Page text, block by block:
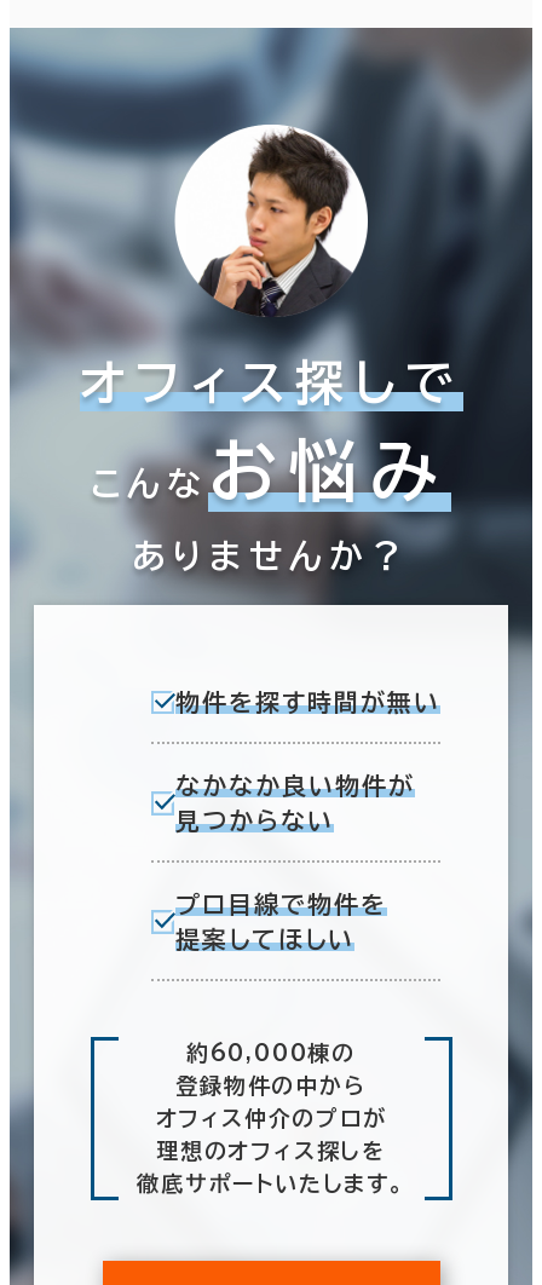
オフィス探しで
こんなお悩み
ありませんか？
物件を探す時間が無い
なかなか良い物件が
見つからない
プロ目線で物件を
提案してほしい
約60,000棟の
登録物件の中から
オフィス仲介のプロが
理想のオフィス探しを
徹底サポートいたします。